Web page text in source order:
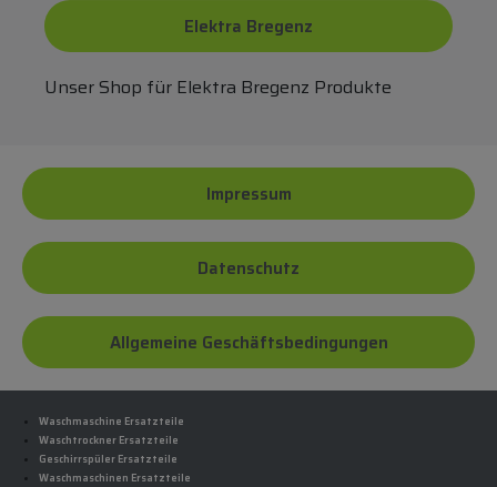
Elektra Bregenz
Unser Shop für Elektra Bregenz Produkte
Impressum
Datenschutz
Allgemeine Geschäftsbedingungen
Waschmaschine Ersatzteile
Waschtrockner Ersatzteile
Geschirrspüler Ersatzteile
Waschmaschinen Ersatzteile